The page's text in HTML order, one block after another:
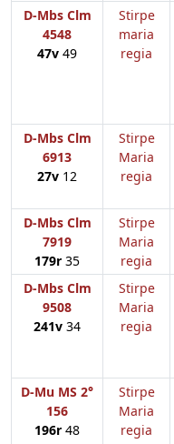
D-Mbs Clm
4548
47v 49
Stirpe
maria
regia
D-Mbs Clm
6913
27v 12
Stirpe
Maria
regia
D-Mbs Clm
7919
179r 35
Stirpe
Maria
regia
D-Mbs Clm
9508
241v 34
Stirpe
Maria
regia
D-Mu MS 2°
156
196r 48
Stirpe
Maria
regia